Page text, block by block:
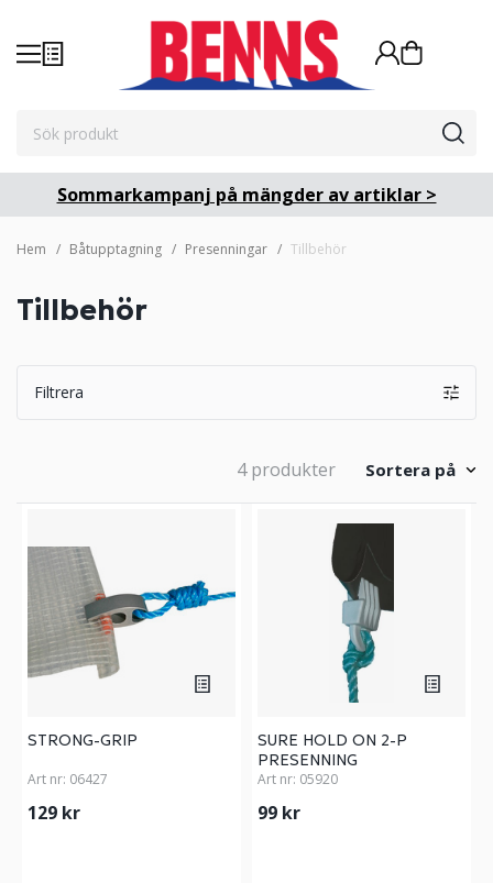
Sommarkampanj på mängder av artiklar >
Hem Båtupptagning Presenningar Tillbehör
Tillbehör
Filtrera
4 produkter Sortera på
STRONG-GRIP
Art nr: 06427
129 kr
SURE HOLD ON 2-P
PRESENNING
Art nr: 05920
99 kr